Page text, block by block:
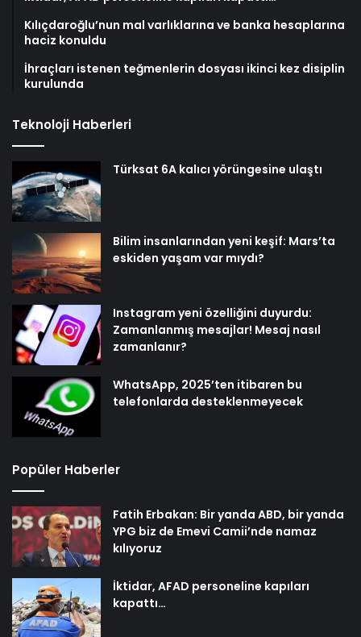
Kılıçdaroğlu’nun mal varlıklarına ve banka hesaplarına
haciz konuldu
İhraçları istenen teğmenlerin dosyası ikinci kez disiplin
kurulunda
Teknoloji Haberleri
Türksat 6A kalıcı yörüngesine ulaştı
Bilim insanlarından yeni keşif: Mars’ta
eskiden yaşam var mıydı?
Instagram yeni özelliğini duyurdu:
Zamanlanmış mesajlar! Mesaj nasıl
zamanlanır?
WhatsApp, 2025’ten itibaren bu
telefonlarda desteklenmeyecek
Popüler Haberler
Fatih Erbakan: Bir yanda ABD, bir yanda
YPG biz de Emevi Camii’nde namaz
kılıyoruz
İktidar, AFAD personeline kapıları
kapattı…